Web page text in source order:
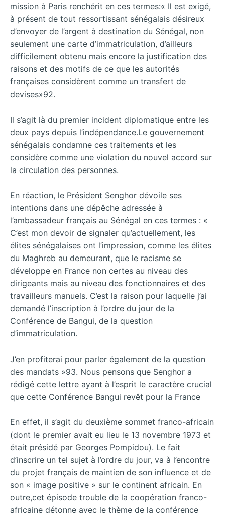
mission à Paris renchérit en ces termes:« Il est exigé,
à présent de tout ressortissant sénégalais désireux
d’envoyer de l’argent à destination du Sénégal, non
seulement une carte d’immatriculation, d’ailleurs
difficilement obtenu mais encore la justification des
raisons et des motifs de ce que les autorités
françaises considèrent comme un transfert de
devises»92.
Il s’agit là du premier incident diplomatique entre les
deux pays depuis l’indépendance.Le gouvernement
sénégalais condamne ces traitements et les
considère comme une violation du nouvel accord sur
la circulation des personnes.
En réaction, le Président Senghor dévoile ses
intentions dans une dépêche adressée à
l’ambassadeur français au Sénégal en ces termes : «
C’est mon devoir de signaler qu’actuellement, les
élites sénégalaises ont l’impression, comme les élites
du Maghreb au demeurant, que le racisme se
développe en France non certes au niveau des
dirigeants mais au niveau des fonctionnaires et des
travailleurs manuels. C’est la raison pour laquelle j’ai
demandé l’inscription à l’ordre du jour de la
Conférence de Bangui, de la question
d’immatriculation.
J’en profiterai pour parler également de la question
des mandats »93. Nous pensons que Senghor a
rédigé cette lettre ayant à l’esprit le caractère crucial
que cette Conférence Bangui revêt pour la France
En effet, il s’agit du deuxième sommet franco-africain
(dont le premier avait eu lieu le 13 novembre 1973 et
était présidé par Georges Pompidou). Le fait
d’inscrire un tel sujet à l’ordre du jour, va à l’encontre
du projet français de maintien de son influence et de
son « image positive » sur le continent africain. En
outre,cet épisode trouble de la coopération franco-
africaine détonne avec le thème de la conférence